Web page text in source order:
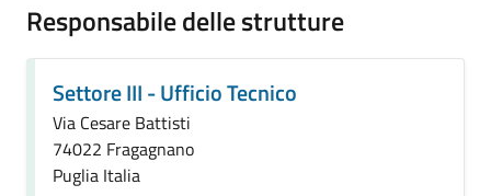
Responsabile delle strutture
Settore III - Ufficio Tecnico
Via Cesare Battisti
74022 Fragagnano
Puglia Italia